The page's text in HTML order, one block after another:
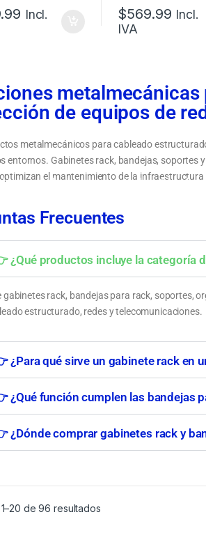
Incl.
$569.99 Incl.
IVA
de equipos de red
metalmecánicos para cableado
entornos. Gabinetes rack, bandejas, soportes
el mantenimiento de la
rack y bandejas para proyectos de
Cómo elegir
Frecuentes
¿Qué productos incluye la categoría
gabinetes rack, bandejas para rack, soportes,
estructurado, redes y telecomunicaciones.
¿Para qué sirve un gabinete rack en
¿Qué función cumplen las bandejas
¿Dónde comprar gabinetes rack y
de 96 resultados